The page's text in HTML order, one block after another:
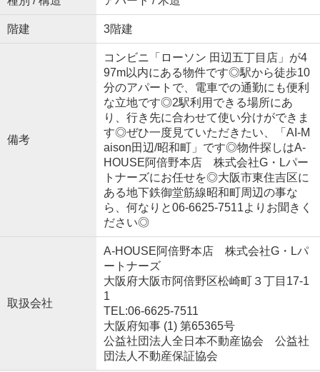
階建 3階建
備考
コンビニ「ローソン 田辺五丁目店」が4
97m以内にある物件です◎駅から徒歩10
分のアパートで、電車での通勤にも便利
な立地です◎2駅利用できる場所にあ
り、行き先に合わせて使い分けができま
す◎ぜひ一度見ていただきたい、「AI-M
aison田辺/昭和町」です◎物件探しはA-
HOUSE阿倍野本店 株式会社G・Lパー
トナーズにお任せを◎大阪市東住吉区に
ある地下鉄御堂筋線昭和町周辺の事な
ら、何なりと06-6625-7511よりお聞きく
ださい◎
取扱会社
A-HOUSE阿倍野本店 株式会社G・Lパ
ートナーズ
大阪府大阪市阿倍野区松崎町３丁目17-1
1
TEL:06-6625-7511
大阪府知事 (1) 第65365号
公益社団法人全日本不動産協会 公益社
団法人不動産保証協会